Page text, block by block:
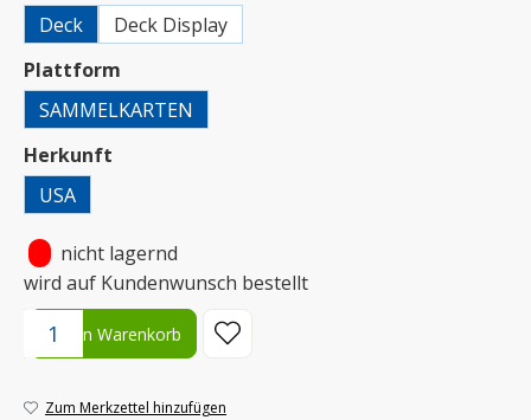
Deck
Deck Display
Plattform
SAMMELKARTEN
Herkunft
USA
nicht lagernd
wird auf Kundenwunsch bestellt
Produkt Anzahl: Gib den gewünschten Wert ein oder benutze
In den Warenkorb
Zum Merkzettel hinzufügen